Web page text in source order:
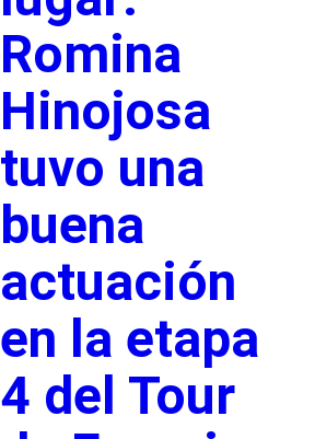
Romina
Hinojosa
tuvo una
buena
actuación
en la etapa
4 del Tour